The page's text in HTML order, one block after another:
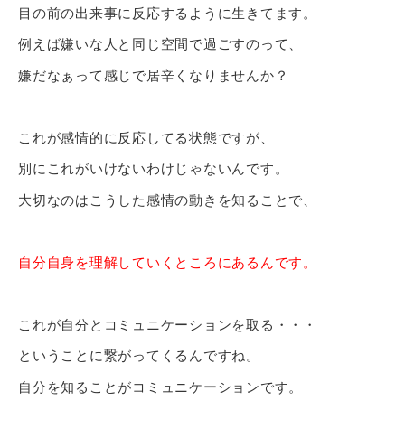
目の前の出来事に反応するように生きてます。
例えば嫌いな人と同じ空間で過ごすのって、
嫌だなぁって感じで居辛くなりませんか？
これが感情的に反応してる状態ですが、
別にこれがいけないわけじゃないんです。
大切なのはこうした感情の動きを知ることで、
自分自身を理解していくところにあるんです。
これが自分とコミュニケーションを取る・・・
ということに繋がってくるんですね。
自分を知ることがコミュニケーションです。